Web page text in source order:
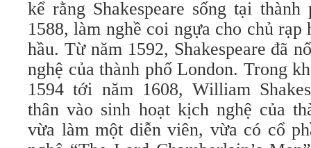
kể rằng Shakespeare sống tại
1588, làm nghề coi ngựa cho chủ
hầu. Từ năm 1592, Shakespeare đã
nghệ của thành phố London. Trong
1594 tới năm 1608, William
thân vào sinh hoạt kịch nghệ của
vừa làm một diễn viên, vừa có cổ